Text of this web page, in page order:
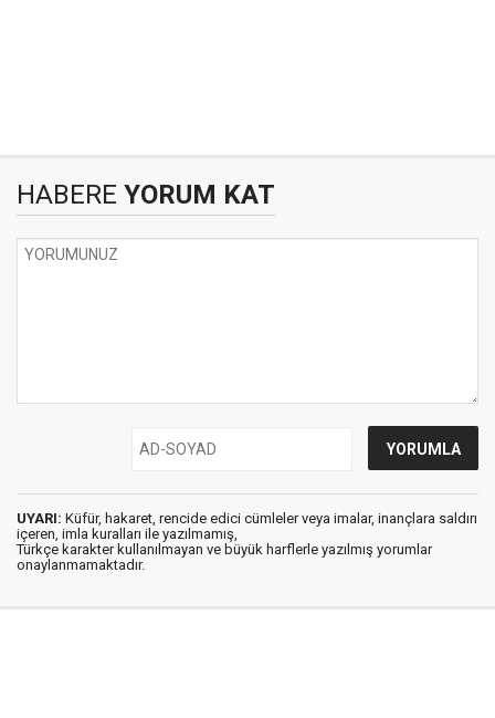
HABERE YORUM KAT
UYARI: Küfür, hakaret, rencide edici cümleler veya imalar, inançlara saldırı
içeren, imla kuralları ile yazılmamış,
Türkçe karakter kullanılmayan ve büyük harflerle yazılmış yorumlar
onaylanmamaktadır.